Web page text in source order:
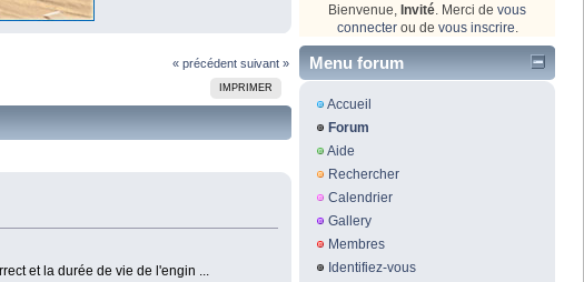
« précédent suivant »
IMPRIMER
et la durée de vie de l'engin ...
Bienvenue, Invité . Merci de vous
connecterou de vous inscrire
Menu forum
Accueil
Forum
Aide
Rechercher
Calendrier
Gallery
Membres
Identifiez-vous